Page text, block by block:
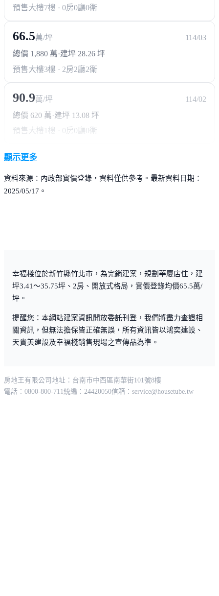
預售大樓7樓 · 0房0廳0衛
66.5萬/坪
114/03
總價 1,880 萬·建坪 28.26 坪
預售大樓3樓 · 2房2廳2衛
90.9萬/坪
114/02
總價 620 萬 ·建坪 13.08 坪
預售大樓 1樓 · 0房0廳0衛
顯示更多
資料來源：內政部實價登錄，資料僅供參考。最新資料日期：
2025/05/17。
幸福棧位於新竹縣竹北市，為完銷建案，規劃華廈店住，建
坪3.41～35.75坪、2房、開放式格局，實價登錄均價65.5萬/
坪。
提醒您：本網站建案資訊開放委託刊登，我們將盡力查證相
關資訊，但無法擔保皆正確無誤，所有資訊皆以鴻奕建設、
天貴美建設及幸福棧銷售現場之宣傳品為準。
房地王有限公司 地址：台南市中西區南華街101號8樓
電話：0800-800-711統編：24420050信箱： service@housetube.tw